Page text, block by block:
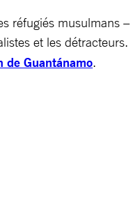
réfugiés musulmans –
et les détracteurs.
de Guantánamo.